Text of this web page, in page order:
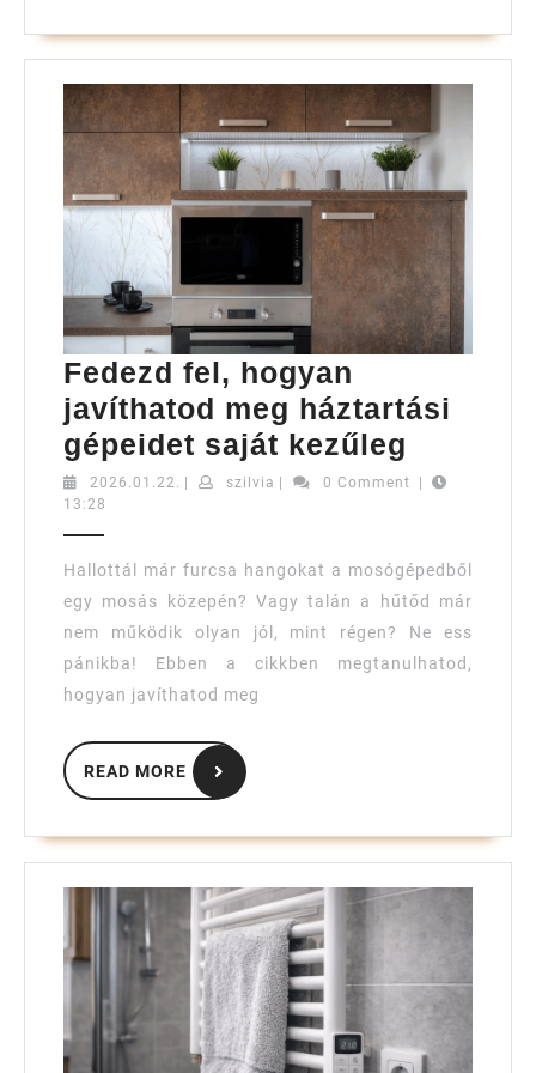
Fedezd fel, hogyan
javíthatod meg háztartási
gépeidet saját kezűleg
fel,
meg
gépeidet
2026.01.22. 2026.01.22.
szilvia szilvia 0 Comment
13:28
Hallottál már furcsa hangokat a mosógépedből
egy mosás közepén? Vagy talán a hűtőd már
nem működik olyan jól, mint régen? Ne ess
pánikba! Ebben a cikkben megtanulhatod,
hogyan javíthatod meg
READ MORE
READ
MORE